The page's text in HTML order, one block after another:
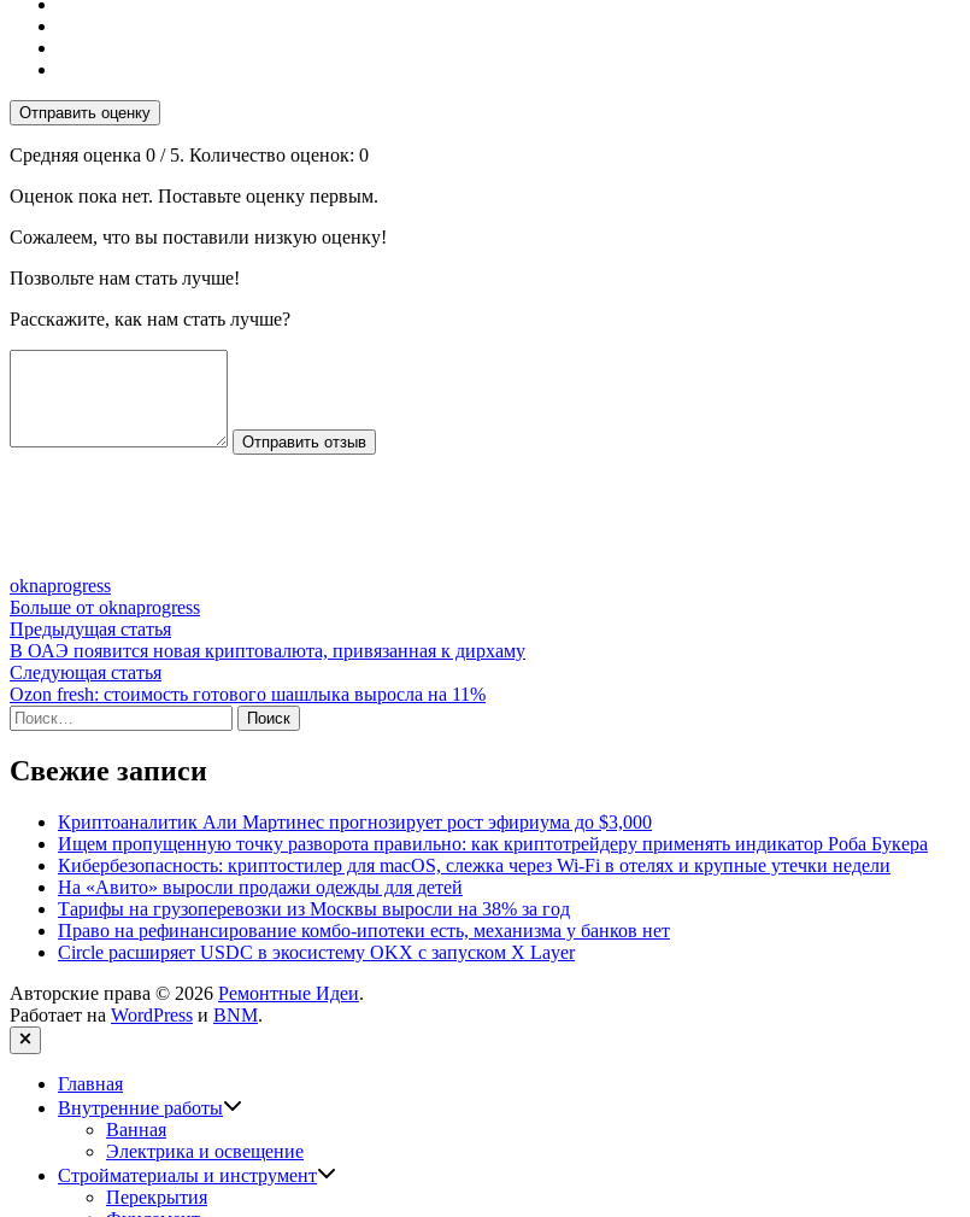
Отправить оценку
Средняя оценка 0 / 5. Количество оценок: 0
Оценок пока нет. Поставьте оценку первым.
Сожалеем, что вы поставили низкую оценку!
Позвольте нам стать лучше!
Расскажите, как нам стать лучше?
Отправить отзыв
oknaprogress
Больше от oknaprogress
Навигация
по
записям
Предыдущая статьяПредыдущая
статья:
В ОАЭ появится новая криптовалюта, привязанная к дирхаму
Следующая статьяСледующая
статья:
Ozon fresh: стоимость готового шашлыка выросла на 11%
Найти:
Свежие записи
Криптоаналитик Али Мартинес прогнозирует рост эфириума до $3,000
Ищем пропущенную точку разворота правильно: как криптотрейдеру применять индикатор Роба Букера
Кибербезопасность: криптостилер для macOS, слежка через Wi-Fi в отелях и крупные утечки недели
На «Авито» выросли продажи одежды для детей
Тарифы на грузоперевозки из Москвы выросли на 38% за год
Право на рефинансирование комбо-ипотеки есть, механизма у банков нет
Circle расширяет USDC в экосистему OKX с запуском X Layer
Авторские права © 2026 Ремонтные Идеи.
Работает на WordPress и BNM.
Закрыть
Главная
Внутренние работы
Ванная
Электрика и освещение
Стройматериалы и инструмент
Перекрытия